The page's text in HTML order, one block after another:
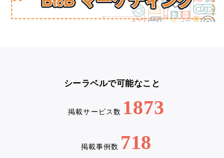
シーラベルで可能なこと
掲載サービス数 1873
掲載事例数 718